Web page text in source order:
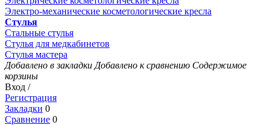
Электро-механические косметологические кресла
Стулья
Стальные стулья
Стулья для медкабинетов
Стулья мастера
Добавлено в закладки Добавлено к сравнению Содержимое
корзины
Вход /
Регистрация
Закладки 0
Сравнение 0